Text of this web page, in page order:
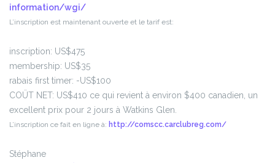
information/wgi/
L’inscription est maintenant ouverte et le tarif est:
inscription: US$475
membership: US$35
rabais first timer: -US$100
COÜT NET: US$410 ce qui revient à environ $400 canadien, un
excellent prix pour 2 jours à Watkins Glen.
L’inscription ce fait en ligne à: http://comscc.carclubreg.com/
Stéphane